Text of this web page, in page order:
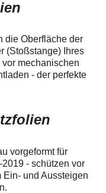
mit
geeignet zum
mechanische
zum Schutz von
150 µmSchützt
Lack in der
Fingenägel
bestmöglichem
Kratzer und
die Oberfläche der
(Stoßstange) Ihres
mechanischen
- der perfekte
vorgeformt für
2019 - schützen vor
und Aussteigen